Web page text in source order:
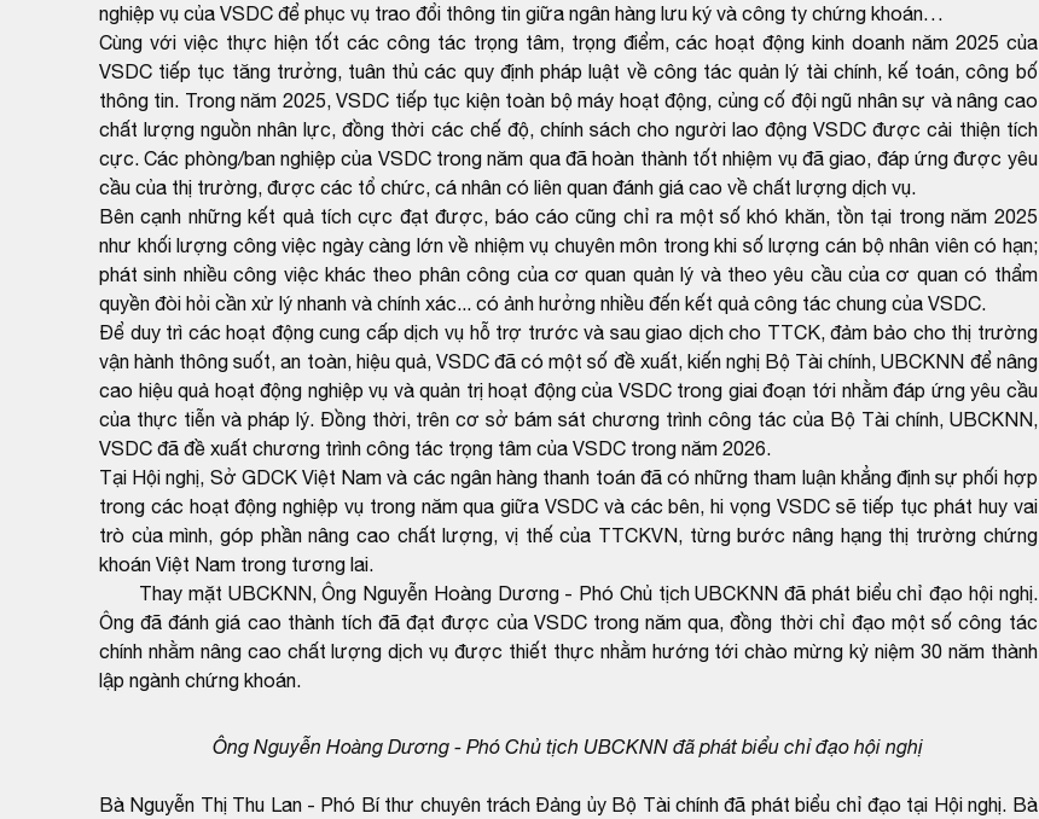
nghiệp vụ của VSDC để phục vụ trao đổi thông tin giữa ngân hàng lưu ký và công ty chứng khoán…
Cùng với việc thực hiện tốt các công tác trọng tâm, trọng điểm, các hoạt động kinh doanh năm 2025 của
VSDC tiếp tục tăng trưởng, tuân thủ các quy định pháp luật về công tác quản lý tài chính, kế toán, công bố
thông tin. Trong năm 2025, VSDC tiếp tục kiện toàn bộ máy hoạt động, củng cố đội ngũ nhân sự và nâng cao
chất lượng nguồn nhân lực, đồng thời các chế độ, chính sách cho người lao động VSDC được cải thiện tích
cực. Các phòng/ban nghiệp của VSDC trong năm qua đã hoàn thành tốt nhiệm vụ đã giao, đáp ứng được yêu
cầu của thị trường, được các tổ chức, cá nhân có liên quan đánh giá cao về chất lượng dịch vụ.
Bên cạnh những kết quả tích cực đạt được, báo cáo cũng chỉ ra một số khó khăn, tồn tại trong năm 2025
như khối lượng công việc ngày càng lớn về nhiệm vụ chuyên môn trong khi số lượng cán bộ nhân viên có hạn;
phát sinh nhiều công việc khác theo phân công của cơ quan quản lý và theo yêu cầu của cơ quan có thẩm
quyền đòi hỏi cần xử lý nhanh và chính xác... có ảnh hưởng nhiều đến kết quả công tác chung của VSDC.
Để duy trì các hoạt động cung cấp dịch vụ hỗ trợ trước và sau giao dịch cho TTCK, đảm bảo cho thị trường
vận hành thông suốt, an toàn, hiệu quả, VSDC đã có một số đề xuất, kiến nghị Bộ Tài chính, UBCKNN để nâng
cao hiệu quả hoạt động nghiệp vụ và quản trị hoạt động của VSDC trong giai đoạn tới nhằm đáp ứng yêu cầu
của thực tiễn và pháp lý. Đồng thời, trên cơ sở bám sát chương trình công tác của Bộ Tài chính, UBCKNN,
VSDC đã đề xuất chương trình công tác trọng tâm của VSDC trong năm 2026.
Tại Hội nghị, Sở GDCK Việt Nam và các ngân hàng thanh toán đã có những tham luận khẳng định sự phối hợp
trong các hoạt động nghiệp vụ trong năm qua giữa VSDC và các bên, hi vọng VSDC sẽ tiếp tục phát huy vai
trò của mình, góp phần nâng cao chất lượng, vị thế của TTCKVN, từng bước nâng hạng thị trường chứng
khoán Việt Nam trong tương lai.
Thay mặt UBCKNN, Ông Nguyễn Hoàng Dương - Phó Chủ tịch UBCKNN đã phát biểu chỉ đạo hội nghị.
Ông đã đánh giá cao thành tích đã đạt được của VSDC trong năm qua, đồng thời chỉ đạo một số công tác
chính nhằm nâng cao chất lượng dịch vụ được thiết thực nhằm hướng tới chào mừng kỷ niệm 30 năm thành
lập ngành chứng khoán.
Ông Nguyễn Hoàng Dương - Phó Chủ tịch UBCKNN đã phát biểu chỉ đạo hội nghị
Bà Nguyễn Thị Thu Lan - Phó Bí thư chuyên trách Đảng ủy Bộ Tài chính đã phát biểu chỉ đạo tại Hội nghị. Bà